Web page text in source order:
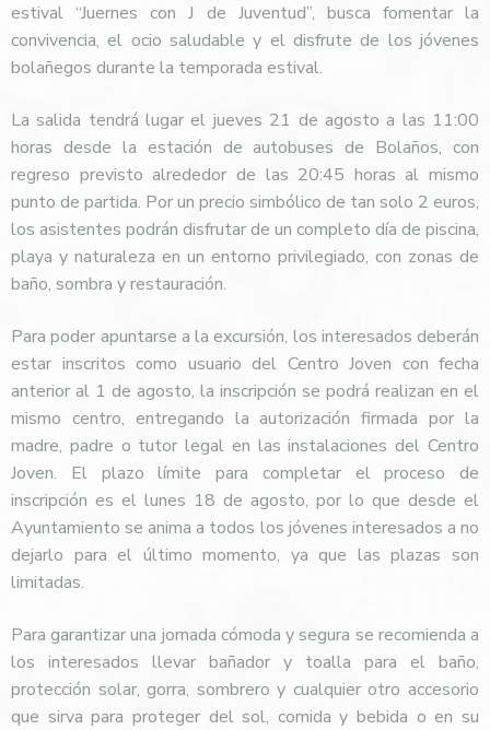
estival “Juernes con J de Juventud”, busca fomentar la
convivencia, el ocio saludable y el disfrute de los jóvenes
bolañegos durante la temporada estival.
La salida tendrá lugar el jueves 21 de agosto a las 11:00
horas desde la estación de autobuses de Bolaños, con
regreso previsto alrededor de las 20:45 horas al mismo
punto de partida. Por un precio simbólico de tan solo 2 euros,
los asistentes podrán disfrutar de un completo día de piscina,
playa y naturaleza en un entorno privilegiado, con zonas de
baño, sombra y restauración.
Para poder apuntarse a la excursión, los interesados deberán
estar inscritos como usuario del Centro Joven con fecha
anterior al 1 de agosto, la inscripción se podrá realizan en el
mismo centro, entregando la autorización firmada por la
madre, padre o tutor legal en las instalaciones del Centro
Joven. El plazo límite para completar el proceso de
inscripción es el lunes 18 de agosto, por lo que desde el
Ayuntamiento se anima a todos los jóvenes interesados a no
dejarlo para el último momento, ya que las plazas son
limitadas.
Para garantizar una jornada cómoda y segura se recomienda a
los interesados llevar bañador y toalla para el baño,
protección solar, gorra, sombrero y cualquier otro accesorio
que sirva para proteger del sol, comida y bebida o en su